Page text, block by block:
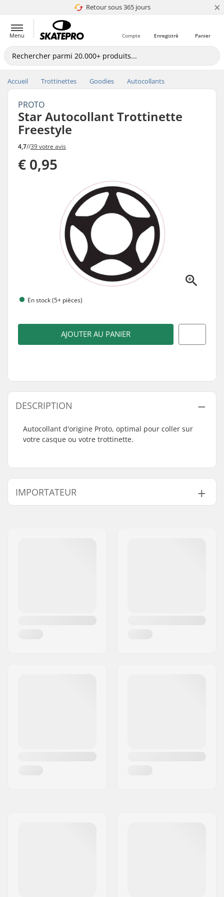
Retour sous 365 jours
4.8 de 5 ×
Menu Panier
Enregistré
Compte
Accueil Trottinettes Goodies Autocollants
PROTO
Star Autocollant Trottinette
Freestyle
4,7//39 votre avis
€ 0,95
En stock (5+ pièces)
AJOUTER AU PANIER
DESCRIPTION
Autocollant d'origine Proto, optimal pour coller sur
votre casque ou votre trottinette.
IMPORTATEUR